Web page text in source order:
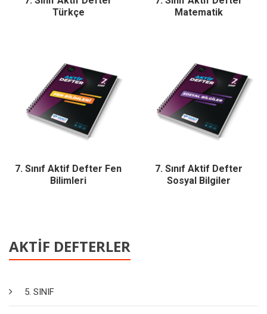
AKTİF DEFTERLER
5. SINIF
Türkçe
Matematik
7. Sınıf Aktif Defter Fen
Bilimleri
7. Sınıf Aktif Defter
Sosyal Bilgiler